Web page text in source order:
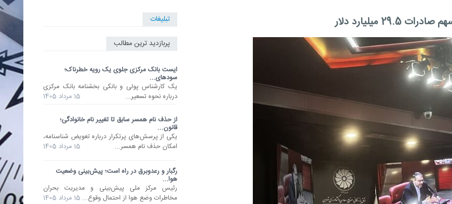
تبلیغات
پربازدید ترین مطالب
ایست بانک مرکزی جلوی یک رویه خطرناک؛
سودهای...
یک کارشناس پولی و بانکی بخشنامه بانک مرکزی
درباره نحوه تسعیر...
15 مرداد 1405
از حذف نام همسر سابق تا تغییر نام خانوادگی؛
قانون...
یکی از پرسش‌های پرتکرار درباره تعویض شناسنامه،
امکان حذف نام همسر...
15 مرداد 1405
رگبار و رعدوبرق در راه است؛ پیش‌بینی وضعیت
هوا...
رئیس مرکز ملی پیش‌بینی و مدیریت بحران
مخاطرات وضع هوا از احتمال وقوع... 15 مرداد 1405